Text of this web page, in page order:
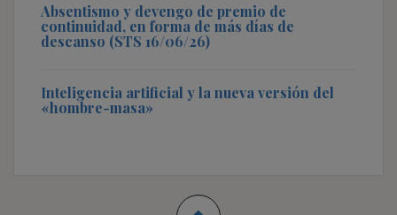
Absentismo y devengo de premio de
continuidad, en forma de más días de
descanso (STS 16/06/26)
Inteligencia artificial y la nueva versión del
«hombre-masa»